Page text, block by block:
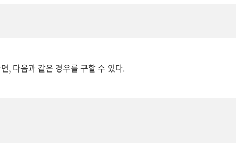
, 다음과 같은 경우를 구할 수 있다.